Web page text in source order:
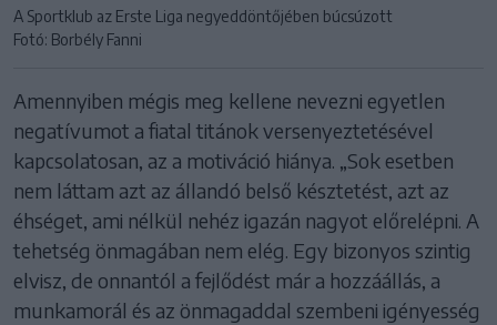
A Sportklub az Erste Liga negyeddöntőjében búcsúzott
Fotó: Borbély Fanni
Amennyiben mégis meg kellene nevezni egyetlen
negatívumot a fiatal titánok versenyeztetésével
kapcsolatosan, az a motiváció hiánya. „Sok esetben
nem láttam azt az állandó belső késztetést, azt az
éhséget, ami nélkül nehéz igazán nagyot előrelépni. A
tehetség önmagában nem elég. Egy bizonyos szintig
elvisz, de onnantól a fejlődést már a hozzáállás, a
munkamorál és az önmagaddal szembeni igényesség